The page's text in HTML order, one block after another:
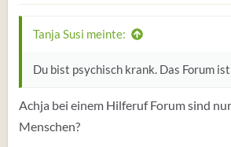
n
Tanja Susi meinte:
Du bist psychisch krank. Das Forum
Achja bei einem Hilferuf Forum sind
Menschen?